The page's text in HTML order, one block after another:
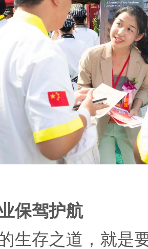
保驾护航
生存之道，就是